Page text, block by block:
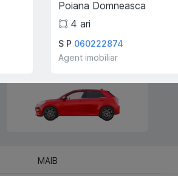
Deplasarea cu transportul
MAIB
Poiana Domneasca
4 ari
S P 060222874
Agent imobiliar